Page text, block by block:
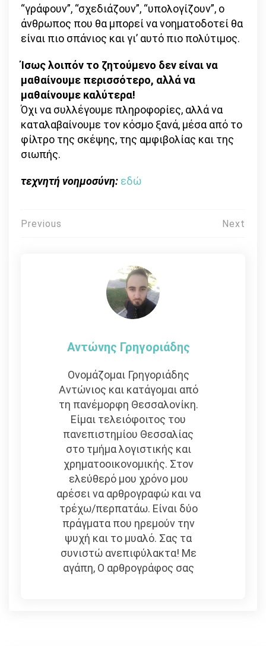
“γράφουν”, “σχεδιάζουν”, “υπολογίζουν”, ο
άνθρωπος που θα μπορεί να νοηματοδοτεί θα
είναι πιο σπάνιος και γι’ αυτό πιο πολύτιμος.
Ίσως λοιπόν το ζητούμενο δεν είναι να
μαθαίνουμε περισσότερο, αλλά να
μαθαίνουμε καλύτερα!
Όχι να συλλέγουμε πληροφορίες, αλλά να
καταλαβαίνουμε τον κόσμο ξανά, μέσα από το
φίλτρο της σκέψης, της αμφιβολίας και της
σιωπής.
τεχνητή νοημοσύνη: εδώ
Πλοήγηση
Previous Next
Αντώνης Γρηγοριάδης
Ονομάζομαι Γρηγοριάδης
Αντώνιος και κατάγομαι από
τη πανέμορφη Θεσσαλονίκη.
Είμαι τελειόφοιτος του
πανεπιστημίου Θεσσαλίας
στο τμήμα λογιστικής και
χρηματοοικονομικής. Στον
ελεύθερό μου χρόνο μου
αρέσει να αρθρογραφώ και να
τρέχω/περπατάω. Είναι δύο
πράγματα που ηρεμούν την
ψυχή και το μυαλό. Σας τα
συνιστώ ανεπιφύλακτα! Με
αγάπη, Ο αρθρογράφος σας